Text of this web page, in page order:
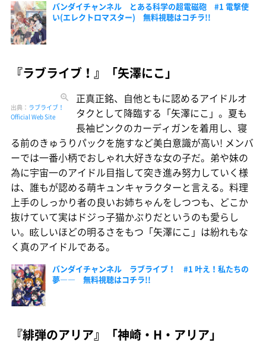
バンダイチャンネル とある科学の超電磁砲 #1 電撃使
い(エレクトロマスター) 無料視聴はコチラ!!
『ラブライブ！』「矢澤にこ」
出典： ラブライブ！
Official Web Site
正真正銘、自他ともに認めるアイドルオ
タクとして降臨する「矢澤にこ」。夏も
長袖ピンクのカーディガンを着用し、寝
る前のきゅうりパックを施すなど美白意識が高い! メンバ
ーでは一番小柄でおしゃれ大好きな女の子だ。弟や妹の
為に宇宙一のアイドル目指して突き進み努力していく様
は、誰もが認める萌キュンキャラクターと言える。料理
上手のしっかり者の良いお姉ちゃんをしつつも、どこか
抜けていて実はドジっ子猫かぶりだというのも愛らし
い。眩しいほどの明るさをもつ「矢澤にこ」は紛れもな
く真のアイドルである。
バンダイチャンネル ラブライブ！ #1 叶え！私たちの
夢―― 無料視聴はコチラ!!
『緋弾のアリア』「神崎・H・アリア」